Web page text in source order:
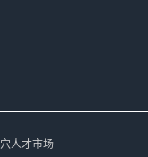
人才市场